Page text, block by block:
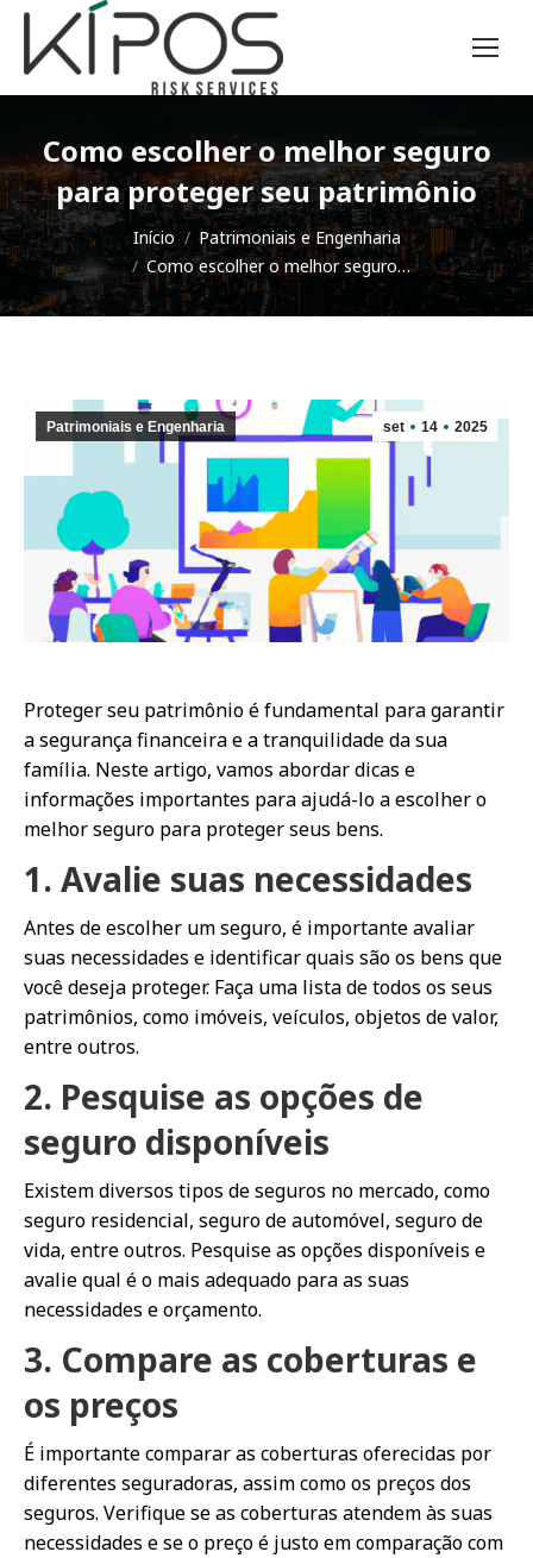
Como escolher o melhor seguro
para proteger seu patrimônio
Você está aqui:Início
Patrimoniais e Engenharia
Como escolher o melhor seguro…
set 14 2025
Patrimoniais e Engenharia
Proteger seu patrimônio é fundamental para garantir
a segurança financeira e a tranquilidade da sua
família. Neste artigo, vamos abordar dicas e
informações importantes para ajudá-lo a escolher o
melhor seguro para proteger seus bens.
1. Avalie suas necessidades
Antes de escolher um seguro, é importante avaliar
suas necessidades e identificar quais são os bens que
você deseja proteger. Faça uma lista de todos os seus
patrimônios, como imóveis, veículos, objetos de valor,
entre outros.
2. Pesquise as opções de
seguro disponíveis
Existem diversos tipos de seguros no mercado, como
seguro residencial, seguro de automóvel, seguro de
vida, entre outros. Pesquise as opções disponíveis e
avalie qual é o mais adequado para as suas
necessidades e orçamento.
3. Compare as coberturas e
os preços
É importante comparar as coberturas oferecidas por
diferentes seguradoras, assim como os preços dos
seguros. Verifique se as coberturas atendem às suas
necessidades e se o preço é justo em comparação com